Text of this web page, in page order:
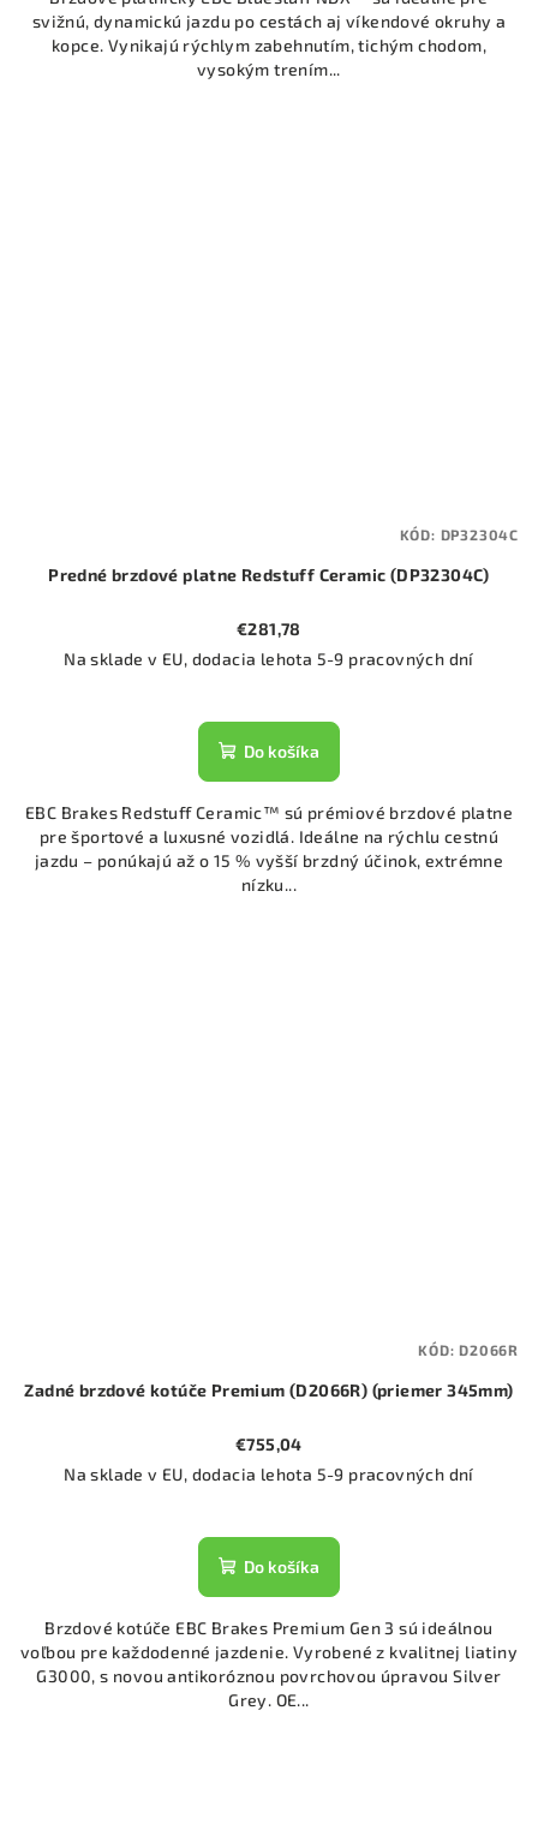
svižnú, dynamickú jazdu po cestách aj víkendové okruhy a
kopce. Vynikajú rýchlym zabehnutím, tichým chodom,
vysokým trením...
Predné brzdové platne Redstuff Ceramic (DP32304C)
€281,78
Na sklade v EU, dodacia lehota 5-9 pracovných dní
Do košíka
EBC Brakes Redstuff Ceramic™ sú prémiové brzdové platne
pre športové a luxusné vozidlá. Ideálne na rýchlu cestnú
jazdu – ponúkajú až o 15 % vyšší brzdný účinok, extrémne
nízku...
KÓD: DP32304C
Zadné brzdové kotúče Premium (D2066R) (priemer 345mm)
€755,04
Na sklade v EU, dodacia lehota 5-9 pracovných dní
Do košíka
Brzdové kotúče EBC Brakes Premium Gen 3 sú ideálnou
voľbou pre každodenné jazdenie. Vyrobené z kvalitnej liatiny
G3000, s novou antikoróznou povrchovou úpravou Silver
Grey. OE...
KÓD:D2066R